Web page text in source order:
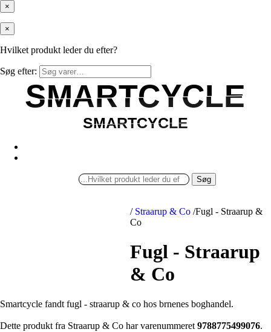
×
×
Hvilket produkt leder du efter?
Søg efter:
SMARTCYCLE
SMARTCYCLE
SMARTCYCLE
SMARTCYCLE
Søg
/ Straarup & Co /Fugl - Straarup &
Co
Fugl - Straarup
& Co
Smartcycle fandt fugl - straarup & co hos brnenes boghandel.
Dette produkt fra Straarup & Co har varenummeret 9788775499076.